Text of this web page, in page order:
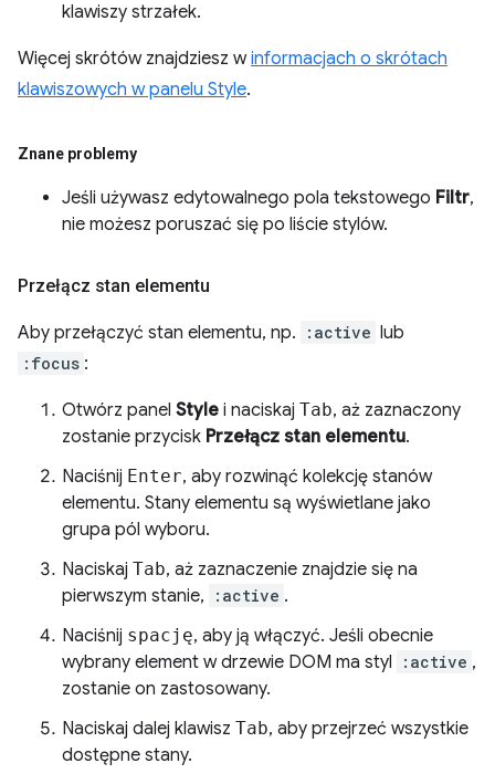
klawiszy strzałek.
Więcej skrótów znajdziesz winformacjach o skrótach
klawiszowych w panelu Style.
Znane problemy
Jeśli używasz edytowalnego pola tekstowego Filtr,
nie możesz poruszać się po liście stylów.
Przełącz stan elementu
Aby przełączyć stan elementu, np. :active lub
:focus :
Otwórz panel Style i naciskaj Tab, aż zaznaczony
zostanie przycisk Przełącz stan elementu.
Naciśnij Enter, aby rozwinąć kolekcję stanów
elementu. Stany elementu są wyświetlane jako
grupa pól wyboru.
Naciskaj Tab, aż zaznaczenie znajdzie się na
pierwszym stanie,
:active .
Naciśnij spację, aby ją włączyć. Jeśli obecnie
wybrany element w drzewie DOM ma styl
:active ,
zostanie on zastosowany.
Naciskaj dalej klawisz Tab, aby przejrzeć wszystkie
dostępne stany.